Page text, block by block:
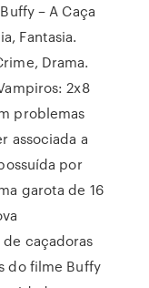
– A Caça
Fantasia.
Drama.
2x8
problemas
associada a
por
garota de 16
caçadoras
do filme Buffy